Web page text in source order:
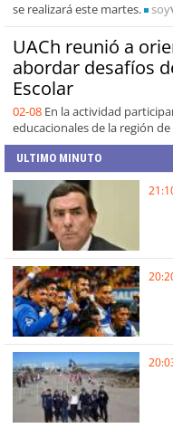
se realizará este martes.
soy
UACh reunió a
abordar desafíos
Escolar
02-08 En la actividad
educacionales de la región de
ULTIMO MINUTO